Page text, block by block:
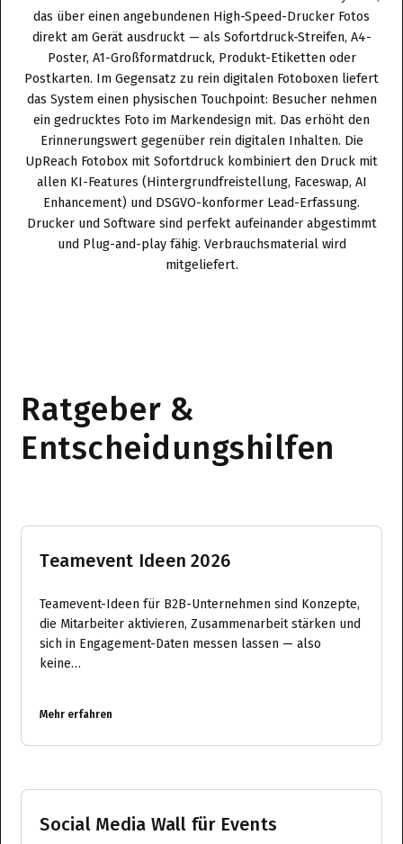
das über einen angebundenen High-Speed-Drucker Fotos
direkt am Gerät ausdruckt — als Sofortdruck-Streifen, A4-
Poster, A1-Großformatdruck, Produkt-Etiketten oder
Postkarten. Im Gegensatz zu rein digitalen Fotoboxen liefert
das System einen physischen Touchpoint: Besucher nehmen
ein gedrucktes Foto im Markendesign mit. Das erhöht den
Erinnerungswert gegenüber rein digitalen Inhalten. Die
UpReach Fotobox mit Sofortdruck kombiniert den Druck mit
allen KI-Features (Hintergrundfreistellung, Faceswap, AI
Enhancement) und DSGVO-konformer Lead-Erfassung.
Drucker und Software sind perfekt aufeinander abgestimmt
und Plug-and-play fähig. Verbrauchsmaterial wird
mitgeliefert.
Ratgeber &
Entscheidungshilfen
Teamevent Ideen 2026
Teamevent-Ideen für B2B-Unternehmen sind Konzepte,
die Mitarbeiter aktivieren, Zusammenarbeit stärken und
sich in Engagement-Daten messen lassen — also
keine…
Mehr erfahren
Social Media Wall für Events